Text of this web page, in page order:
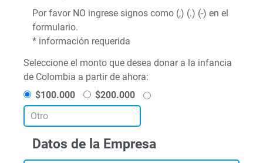
Por favor NO ingrese signos como (,) (.) (-) en el
formulario.
* información requerida
Seleccione el monto que desea donar a la infancia
de Colombia a partir de ahora:
$100.000
$200.000
Datos de la Empresa